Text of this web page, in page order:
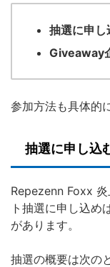
抽選に申し
Giveaway
参加方法も具体的
抽選に申し込
Repezenn Foxx
ト抽選に申し込め
があります。
抽選の概要は次の